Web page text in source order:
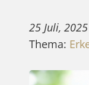
25 Juli, 2025
Thema: